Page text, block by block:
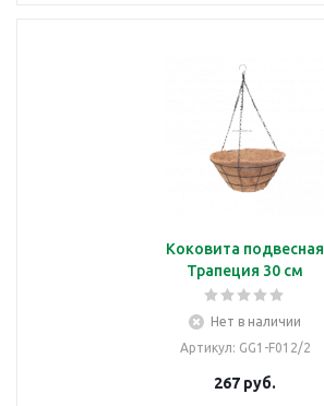
Коковита подвесная
Трапеция 30 см
Нет в наличии
Артикул: GG1-F012/2
267 руб.